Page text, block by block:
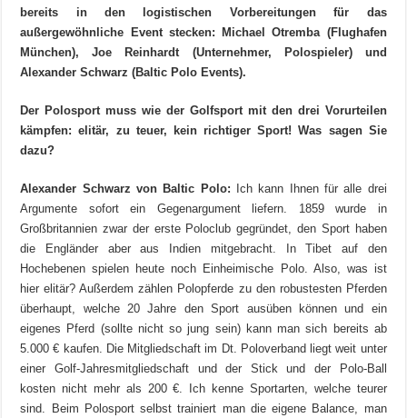
bereits in den logistischen Vorbereitungen für das
außergewöhnliche Event stecken: Michael Otremba (Flughafen
München), Joe Reinhardt (Unternehmer, Polospieler) und
Alexander Schwarz (Baltic Polo Events).
Der Polosport muss wie der Golfsport mit den drei Vorurteilen
kämpfen: elitär, zu teuer, kein richtiger Sport! Was sagen Sie
dazu?
Alexander Schwarz von Baltic Polo:
Ich kann Ihnen für alle drei
Argumente sofort ein Gegenargument liefern. 1859 wurde in
Großbritannien zwar der erste Poloclub gegründet, den Sport haben
die Engländer aber aus Indien mitgebracht. In Tibet auf den
Hochebenen spielen heute noch Einheimische Polo. Also, was ist
hier elitär? Außerdem zählen Polopferde zu den robustesten Pferden
überhaupt, welche 20 Jahre den Sport ausüben können und ein
eigenes Pferd (sollte nicht so jung sein) kann man sich bereits ab
5.000 € kaufen. Die Mitgliedschaft im Dt. Poloverband liegt weit unter
einer Golf-Jahresmitgliedschaft und der Stick und der Polo-Ball
kosten nicht mehr als 200 €. Ich kenne Sportarten, welche teurer
sind. Beim Polosport selbst trainiert man die eigene Balance, man